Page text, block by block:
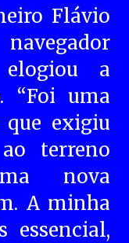
Flávio
a
“Foi uma
exigiu
terreno
nova
A minha
essencial,